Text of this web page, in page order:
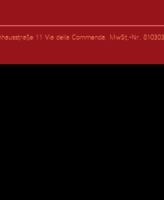
11 Via della Commenda, MwSt.-Nr.